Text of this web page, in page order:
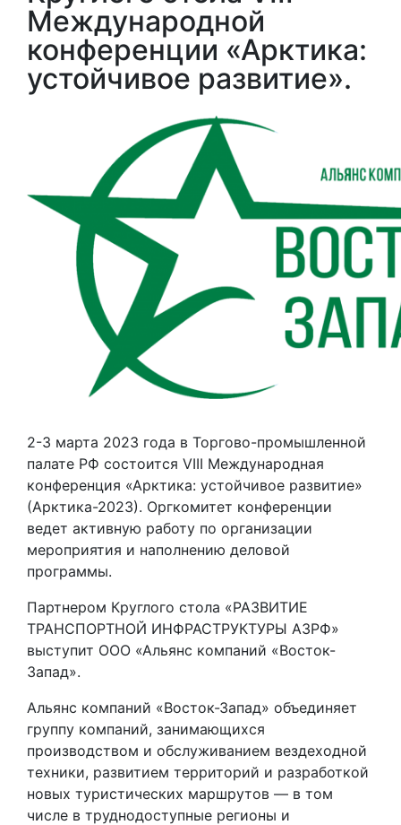
Международной
конференции «Арктика:
устойчивое развитие».
2-3 марта 2023 года в Торгово-промышленной
палате РФ состоится VIII Международная
конференция «Арктика: устойчивое развитие»
(Арктика-2023). Оргкомитет конференции
ведет активную работу по организации
мероприятия и наполнению деловой
программы.
Партнером Круглого стола «РАЗВИТИЕ
ТРАНСПОРТНОЙ ИНФРАСТРУКТУРЫ АЗРФ»
выступит ООО «Альянс компаний «Восток-
Запад».
Альянс компаний «Восток-Запад» объединяет
группу компаний, занимающихся
производством и обслуживанием вездеходной
техники, развитием территорий и разработкой
новых туристических маршрутов — в том
числе в труднодоступные регионы и